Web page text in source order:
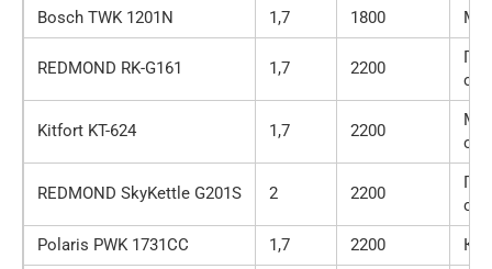
Bosch TWK 1201N 1,7 1800
REDMOND RK-G161 1,7 2200
Kitfort KT-624 1,7 2200
REDMOND SkyKettle G201S 2 2200
Polaris PWK 1731CC
1,7 2200